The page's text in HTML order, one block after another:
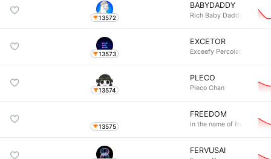
13572
BABYDADDY
Rich Baby Daddy
13573
EXCETOR
Exceefy Percolator
13574
PLECO
Pleco Chan
13575
FREEDOM
in the name of
FERVUSAI